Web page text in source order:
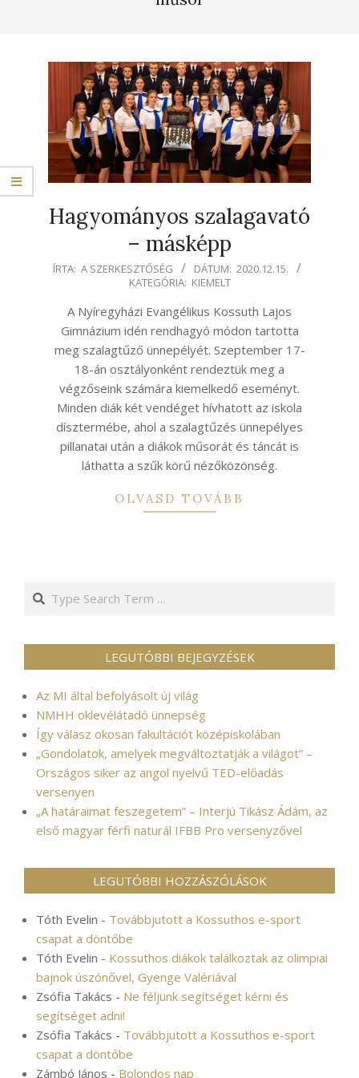
Hagyományos szalagavató
– másképp
2020-
ÍRTA: A SZERKESZTŐSÉG DÁTUM: 2020.12.15.
KATEGÓRIA: KIEMELT
A Nyíregyházi Evangélikus Kossuth Lajos
Gimnázium idén rendhagyó módon tartotta
meg szalagtűző ünnepélyét. Szeptember 17-
18-án osztályonként rendeztük meg a
végzőseink számára kiemelkedő eseményt.
Minden diák két vendéget hívhatott az iskola
dísztermébe, ahol a szalagtűzés ünnepélyes
pillanatai után a diákok műsorát és táncát is
láthatta a szűk körű nézőközönség.
OLVASD TOVÁBB
Search
LEGUTÓBBI BEJEGYZÉSEK
Az MI által befolyásolt új világ
NMHH oklevélátadó ünnepség
Így válasz okosan fakultációt középiskolában
„Gondolatok, amelyek megváltoztatják a világot” –
Országos siker az angol nyelvű TED-előadás
versenyen
„A határaimat feszegetem” – Interjú Tikász Ádám, az
első magyar férfi naturál IFBB Pro versenyzővel
LEGUTÓBBI HOZZÁSZÓLÁSOK
Tóth Evelin - Továbbjutott a Kossuthos e-sport
csapat a döntőbe
Tóth Evelin - Kossuthos diákok találkoztak az olimpiai
bajnok úszónővel, Gyenge Valériával
Zsófia Takács - Ne féljünk segítséget kérni és
segítséget adni!
Zsófia Takács - Továbbjutott a Kossuthos e-sport
csapat a döntőbe
Zámbó János - Bolondos nap